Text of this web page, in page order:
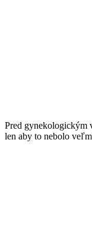
Pred gynekologickým
len aby to nebolo